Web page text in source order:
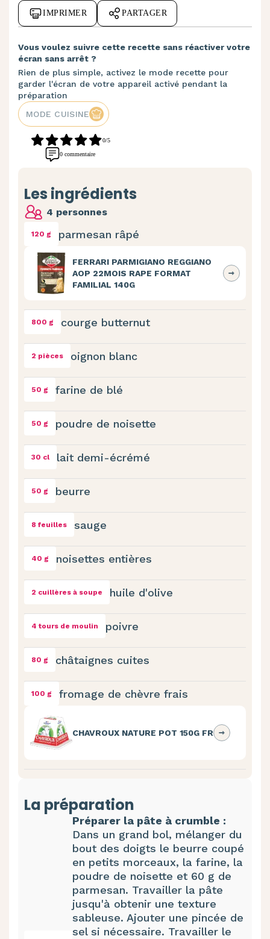
IMPRIMER PARTAGER
Vous voulez suivre cette recette sans réactiver votre
écran sans arrêt ?
Rien de plus simple, activez le mode recette pour
garder l'écran de votre appareil activé pendant la
préparation
MODE CUISINE
0/5
0 commentaire
Les ingrédients
4 personnes
120 g parmesan râpé
FERRARI PARMIGIANO REGGIANO
AOP 22MOIS RAPE FORMAT
FAMILIAL 140G
800 g courge butternut
2 pièces oignon blanc
50 g farine de blé
50 g poudre de noisette
30 cl lait demi-écrémé
50 g beurre
8 feuilles sauge
40 g noisettes entières
2 cuillères à soupe huile d'olive
4 tours de moulin poivre
80 g châtaignes cuites
100 g fromage de chèvre frais
CHAVROUX NATURE POT 150G FR
La préparation
Préparer la pâte à crumble :
Dans un grand bol, mélanger du
bout des doigts le beurre coupé
en petits morceaux, la farine, la
poudre de noisette et 60 g de
parmesan. Travailler la pâte
jusqu'à obtenir une texture
sableuse. Ajouter une pincée de
sel si nécessaire. Travailler le